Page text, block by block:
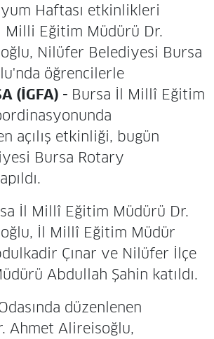
Haftası etkinlikleri
Milli Eğitim Müdürü Dr.
Nilüfer Belediyesi Bursa
öğrencilerle
(İGFA) - Bursa İl Millî Eğitim
açılış etkinliği, bugün
Bursa Rotary
İl Millî Eğitim Müdürü Dr.
İl Millî Eğitim Müdür
Çınar ve Nilüfer İlçe
Abdullah Şahin katıldı.
düzenlenen
Ahmet Alireisoğlu,